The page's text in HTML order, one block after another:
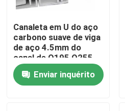
Canaleta em U do aço
carbono suave de viga
de aço 4.5mm do
canal de Q195 Q255
Q215
Enviar inquérito